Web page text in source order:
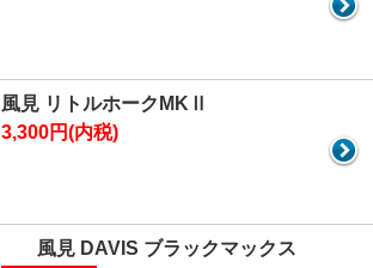
風見 リトルホークMKⅡ
3,300円(内税)
風見 DAVIS ブラックマックス